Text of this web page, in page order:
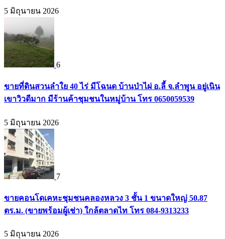
5 มิถุนายน 2026
6
ขายที่ดินสวนลำใย 40 ไร่ มีโฉนด บ้านป่าไผ่ อ.ลี้ จ.ลำพูน อยู่เนิน
เขาวิวดีมาก มีร้านค้าชุมชนในหมู่บ้าน โทร 0650059539
5 มิถุนายน 2026
7
ขายคอนโดเคหะชุมชนคลองหลวง 3 ชั้น 1 ขนาดใหญ่ 50.87
ตร.ม. (ขายพร้อมผู้เช่า) ใกล้ตลาดไท โทร 084-9313233
5 มิถุนายน 2026